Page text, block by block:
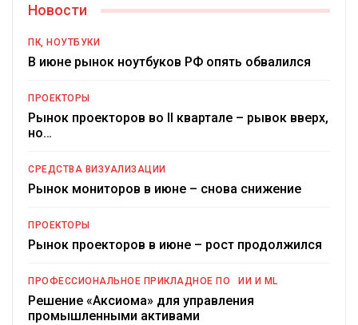
Новости
ПК, НОУТБУКИ
В июне рынок ноутбуков РФ опять обвалился
ПРОЕКТОРЫ
Рынок проекторов во II квартале – рывок вверх,
но…
СРЕДСТВА ВИЗУАЛИЗАЦИИ
Рынок мониторов в июне – снова снижение
ПРОЕКТОРЫ
Рынок проекторов в июне – рост продолжился
ПРОФЕССИОНАЛЬНОЕ ПРИКЛАДНОЕ ПО ИИ И ML
Решение «Аксиома» для управления
промышленными активами